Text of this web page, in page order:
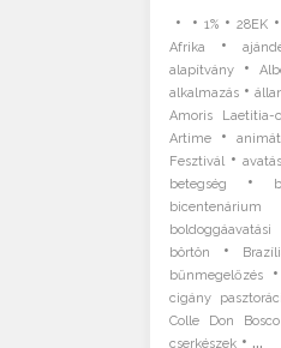
• •1% • 28EK •
Afrika •
alapítvány•
alkalmazás•
Amoris Laetitia-
Artime•
Fesztivál•avatás
betegség •
bicentenárium
börtön •
bűnmegelőzés•
cigány
Colle Don Bosco
cserkészek• ...